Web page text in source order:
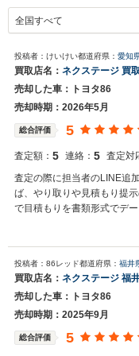
投稿者：けいけい都道府県： 愛知
買取店名： ネクステージ 買
売却した車：トヨタ86
売却時期：2026年5月
総合評価 5
査定額： 5 連絡： 5 査定対
査定の際に担当者のLINE追
ば、やり取りや見積もり提
で目積もりを書類形式でデ
は名刺の裏に金額を書いて
買取店からの返信
お世話になっております
度はネクステージをご利
た。弊社スタッフの接客
けるよう精進してまいり
投稿者：86レッド都道府県： 福井
買取店名： ネクステージ 福
売却した車：トヨタ86
売却時期：2025年9月
総合評価 5